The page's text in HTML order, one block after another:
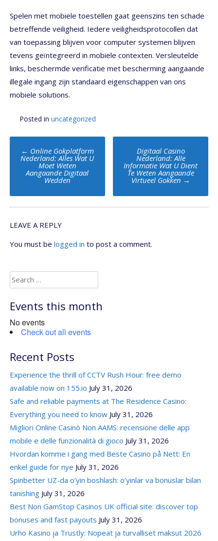
Spelen met mobiele toestellen gaat geenszins ten schade
betreffende veiligheid. Iedere veiligheidsprotocollen dat
van toepassing blijven voor computer systemen blijven
tevens geïntegreerd in mobiele contexten. Versleutelde
links, beschermde verificatie met bescherming aangaande
illegale ingang zijn standaard eigenschappen van ons
mobiele solutions.
Posted in uncategorized
Post
navigation
← Online Gokplatform
Nederland: Alles Wat U
Moet Weten
Aangaande Digitaal
Wedden
Digitaal Casino
Nederland: Alle
Informatie Wat U Dient
Te Weten Aangaande
Virtueel Gokken →
LEAVE A REPLY
You must be logged in to post a comment.
Search
for:
Events this month
No events
Check out all events
Recent Posts
Experience the thrill of CCTV Rush Hour: free demo
available now on 155.io July 31, 2026
Safe and reliable payments at The Residence Casino:
Everything you need to know July 31, 2026
Migliori Online Casinò Non AAMS: recensione delle app
mobile e delle funzionalità di gioco July 31, 2026
Hvordan komme i gang med Beste Casino på Nett: En
enkel guide for nye July 31, 2026
Spinbetter UZ-da o’yin boshlash: o’yinlar va bonuslar bilan
tanishing July 31, 2026
Best Non GamStop Casinos UK official site: discover top
bonuses and fast payouts July 31, 2026
Urho Kasino ja Trustly: Nopeat ja turvalliset maksut 2026